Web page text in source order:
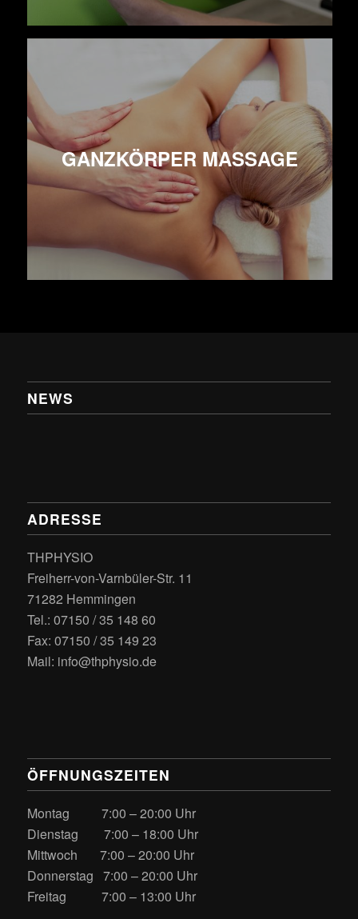
GANZKÖRPER MASSAGE
NEWS
ADRESSE
THPHYSIO
Freiherr-von-Varnbüler-Str. 11
71282 Hemmingen
Tel.: 07150 / 35 148 60
Fax: 07150 / 35 149 23
Mail: info@thphysio.de
ÖFFNUNGSZEITEN
Montag 7:00 – 20:00 Uhr
Dienstag 7:00 – 18:00 Uhr
Mittwoch 7:00 – 20:00 Uhr
Donnerstag 7:00 – 20:00 Uhr
Freitag 7:00 – 13:00 Uhr